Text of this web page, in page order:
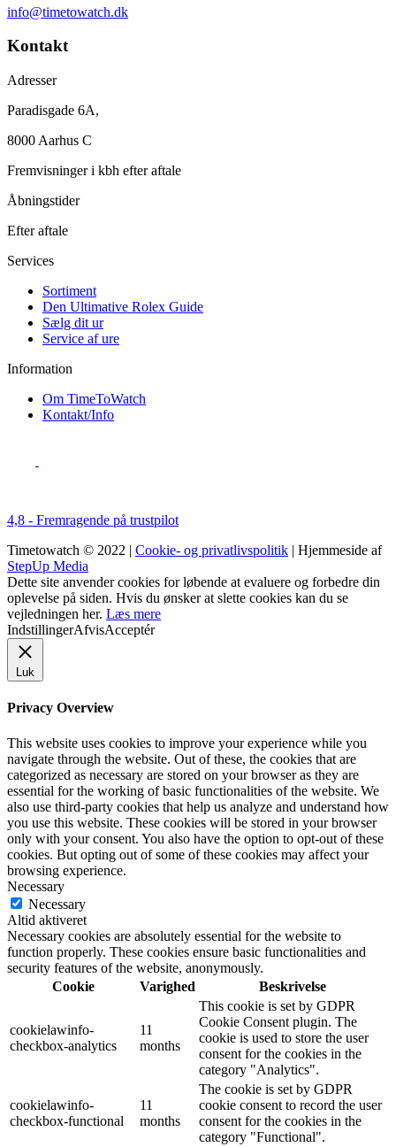
info@timetowatch.dk
Kontakt
Adresser
Paradisgade 6A,
8000 Aarhus C
Fremvisninger i kbh efter aftale
Åbningstider
Efter aftale
Services
Sortiment
Den Ultimative Rolex Guide
Sælg dit ur
Service af ure
Information
Om TimeToWatch
Kontakt/Info
4,8 - Fremragende på trustpilot
Timetowatch © 2022 | Cookie- og privatlivspolitik | Hjemmeside af
StepUp Media
Dette site anvender cookies for løbende at evaluere og forbedre din
oplevelse på siden. Hvis du ønsker at slette cookies kan du se
vejledningen her. Læs mere
IndstillingerAfvisAcceptér
Luk
Privacy Overview
This website uses cookies to improve your experience while you
navigate through the website. Out of these, the cookies that are
categorized as necessary are stored on your browser as they are
essential for the working of basic functionalities of the website. We
also use third-party cookies that help us analyze and understand how
you use this website. These cookies will be stored in your browser
only with your consent. You also have the option to opt-out of these
cookies. But opting out of some of these cookies may affect your
browsing experience.
Necessary
Necessary
Altid aktiveret
Necessary cookies are absolutely essential for the website to
function properly. These cookies ensure basic functionalities and
security features of the website, anonymously.
Cookie
Varighed Beskrivelse
cookielawinfo-
checkbox-analytics
11
months
This cookie is set by GDPR
Cookie Consent plugin. The
cookie is used to store the user
consent for the cookies in the
category "Analytics".
cookielawinfo-
checkbox-functional
11
months
The cookie is set by GDPR
cookie consent to record the user
consent for the cookies in the
category "Functional".